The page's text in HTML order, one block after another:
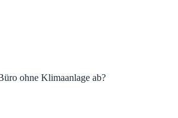
ohne Klimaanlage ab?